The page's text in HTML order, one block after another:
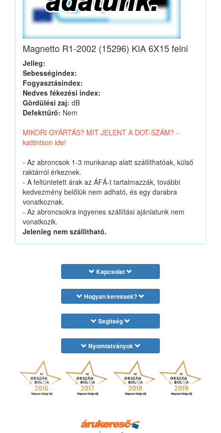
Magnetto R1-2002 (15296) KIA 6X15 felni
Jelleg:
Sebességindex:
Fogyasztásindex:
Nedves fékezési index:
Gördülési zaj: dB
Defekttűrő: Nem
MIKORI GYÁRTÁS? MIT JELENT A DOT-SZÁM? -
kattintson ide!
- Az abroncsok 1-3 munkanap alatt szállíthatóak, külső
raktárról érkeznek.
- A feltüntetett árak az ÁFÁ-t tartalmazzák, további
kedvezmény belőlük nem adható, és egy darabra
vonatkoznak.
- Az abroncsokra ingyenes szállítási ajánlatunk nem
vonatkozik.
Jelenleg nem szállítható.
Kapcsolat
Hogyan keressek?
Segítség
Nyomtatványok